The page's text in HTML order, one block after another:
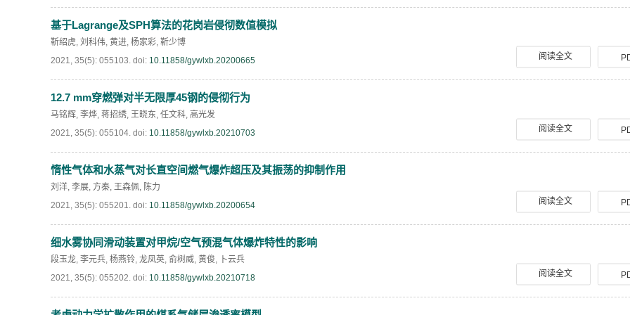
基于Lagrange及SPH算法的花岗岩侵彻数值模拟
靳绍虎, 刘科伟, 黄进, 杨家彩, 靳少博
2021, 35(5): 055103. doi: 10.11858/gywlxb.20200665 阅读全文
12.7 mm穿燃弹对半无限厚45钢的侵彻行为
马铭辉, 李烨, 蒋招绣, 王晓东, 任文科, 高光发
2021, 35(5): 055104. doi: 10.11858/gywlxb.20210703 阅读全文
惰性气体和水蒸气对长直空间燃气爆炸超压及其振荡的抑制作用
刘洋, 李展, 方秦, 王森佩, 陈力
2021, 35(5): 055201. doi: 10.11858/gywlxb.20200654 阅读全文
细水雾协同滑动装置对甲烷/空气预混气体爆炸特性的影响
段玉龙, 李元兵, 杨燕铃, 龙凤英, 俞树威, 黄俊, 卜云兵
2021, 35(5): 055202. doi: 10.11858/gywlxb.20210718 阅读全文